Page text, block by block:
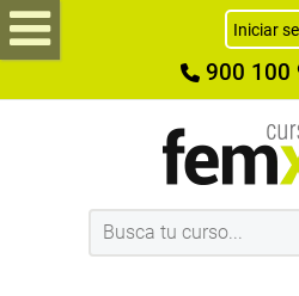
Iniciar
900 100